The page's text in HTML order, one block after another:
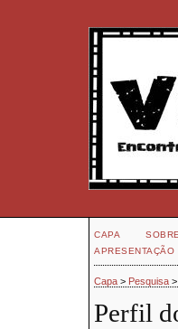
CAPA SOBRE
APRESENTAÇÃO
Capa > Pesquisa >
Perfil